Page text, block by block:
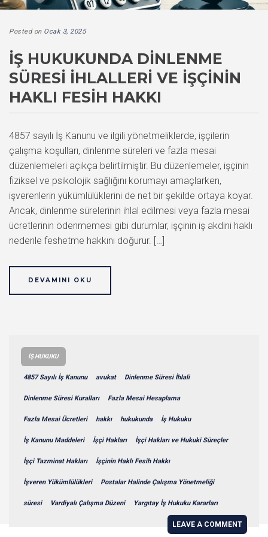
Posted on Ocak 3, 2025
İŞ HUKUKUNDA DINLENME
SÜRESI İHLALLERI VE İŞÇININ
HAKLI FESIH HAKKI
4857 sayılı İş Kanunu ve ilgili yönetmeliklerde, işçilerin
çalışma koşulları, dinlenme süreleri ve fazla mesai
düzenlemeleri açıkça belirtilmiştir. Bu düzenlemeler, işçinin
fiziksel ve psikolojik sağlığını korumayı amaçlarken,
işverenlerin yükümlülüklerini de net bir şekilde ortaya koyar.
Ancak, dinlenme sürelerinin ihlal edilmesi veya fazla mesai
ücretlerinin ödenmemesi gibi durumlar, işçinin iş akdini haklı
nedenle feshetme hakkını doğurur. […]
DEVAMINI OKU
İŞ HUKUKU
4857 Sayılı İş Kanunu avukat Dinlenme Süresi İhlali
Dinlenme Süresi Kuralları Fazla Mesai Hesaplama
Fazla Mesai Ücretleri hakkı hukukunda İş Hukuku
İş Kanunu Maddeleri İşçi Hakları İşçi Hakları ve Hukuki Süreçler
İşçi Tazminat Hakları İşçinin Haklı Fesih Hakkı
İşveren Yükümlülükleri Postalar Halinde Çalışma Yönetmeliği
süresi Vardiyalı Çalışma Düzeni Yargıtay İş Hukuku Kararları
LEAVE A COMMENT